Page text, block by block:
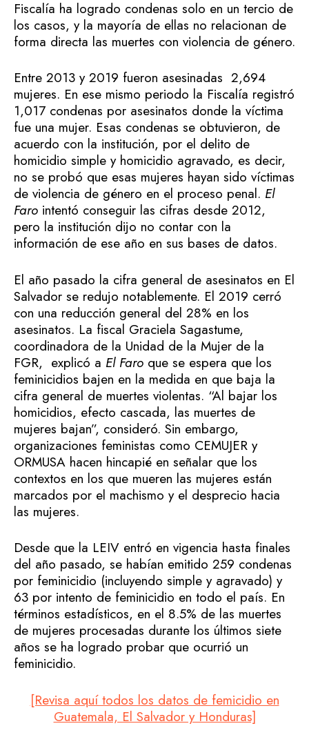
Fiscalía ha logrado condenas solo en un tercio de
los casos, y la mayoría de ellas no relacionan de
forma directa las muertes con violencia de género.
Entre 2013 y 2019 fueron asesinadas 2,694
mujeres. En ese mismo periodo la Fiscalía registró
1,017 condenas por asesinatos donde la víctima
fue una mujer. Esas condenas se obtuvieron, de
acuerdo con la institución, por el delito de
homicidio simple y homicidio agravado, es decir,
no se probó que esas mujeres hayan sido víctimas
de violencia de género en el proceso penal. El
Faro intentó conseguir las cifras desde 2012,
pero la institución dijo no contar con la
información de ese año en sus bases de datos.
El año pasado la cifra general de asesinatos en El
Salvador se redujo notablemente. El 2019 cerró
con una reducción general del 28% en los
asesinatos. La fiscal Graciela Sagastume,
coordinadora de la Unidad de la Mujer de la
FGR, explicó a El Faro que se espera que los
feminicidios bajen en la medida en que baja la
cifra general de muertes violentas. “Al bajar los
homicidios, efecto cascada, las muertes de
mujeres bajan”, consideró. Sin embargo,
organizaciones feministas como CEMUJER y
ORMUSA hacen hincapié en señalar que los
contextos en los que mueren las mujeres están
marcados por el machismo y el desprecio hacia
las mujeres.
Desde que la LEIV entró en vigencia hasta finales
del año pasado, se habían emitido 259 condenas
por feminicidio (incluyendo simple y agravado) y
63 por intento de feminicidio en todo el país. En
términos estadísticos, en el 8.5% de las muertes
de mujeres procesadas durante los últimos siete
años se ha logrado probar que ocurrió un
feminicidio.
[Revisa aquí todos los datos de femicidio en
Guatemala, El Salvador y Honduras]